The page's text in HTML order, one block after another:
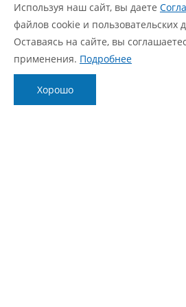
FAQ
О компании
Используя наш сайт, вы даете
файлов cookie и пользовательских
Оставаясь на сайте, вы
применения. Подробнее
Хорошо